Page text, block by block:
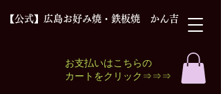
【公式】広島お好み焼・鉄板焼 かん吉
お支払いはこちらの
​カートをクリック⇒⇒⇒